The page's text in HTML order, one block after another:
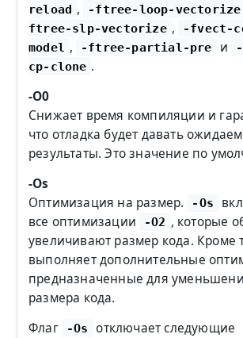
reload , -ftree-loop-vectorize
ftree-slp-vectorize ,
-fvect-
model , -ftree-partial-pre и
cp-clone .
-O0
Снижает время компиляции и
что отладка будет давать
результаты. Это значение по
-Os
Оптимизация на размер.
-Os
все оптимизации
-O2 , которые
увеличивают размер кода. Кроме
выполняет дополнительные
предназначенные для
размера кода.
Флаг
-Os
отключает следующие